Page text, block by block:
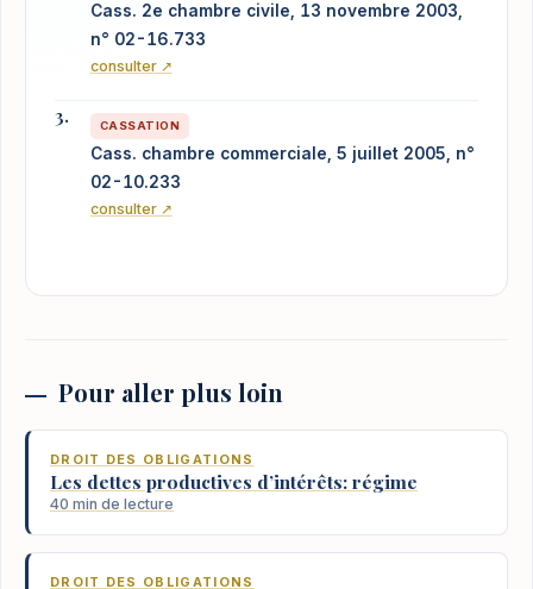
Cass. 2e chambre civile, 13 novembre 2003,
n° 02-16.733
consulter ↗
CASSATION
Cass. chambre commerciale, 5 juillet 2005, n°
02-10.233
consulter ↗
Pour aller plus loin
DROIT DES OBLIGATIONS
Les dettes productives d’intérêts: régime
40 min de lecture
DROIT DES OBLIGATIONS